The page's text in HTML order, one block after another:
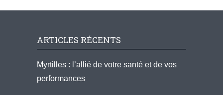
ARTICLES RÉCENTS
Myrtilles : l’allié de votre santé et de vos
performances